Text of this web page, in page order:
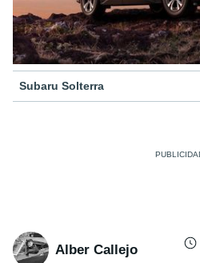
Subaru Solterra
Alber Callejo